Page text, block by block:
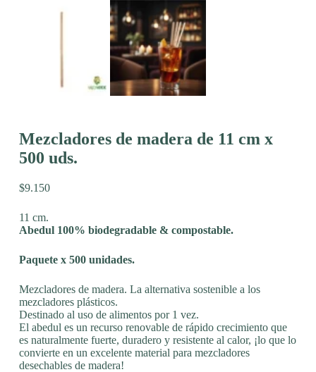
Mezcladores de madera de 11 cm x
500 uds.
$9.150
11 cm.
Abedul 100% biodegradable & compostable.
Paquete x 500 unidades.
Mezcladores de madera. La alternativa sostenible a los
mezcladores plásticos.
Destinado al uso de alimentos por 1 vez.
El abedul es un recurso renovable de rápido crecimiento que
es naturalmente fuerte, duradero y resistente al calor, ¡lo que lo
convierte en un excelente material para mezcladores
desechables de madera!